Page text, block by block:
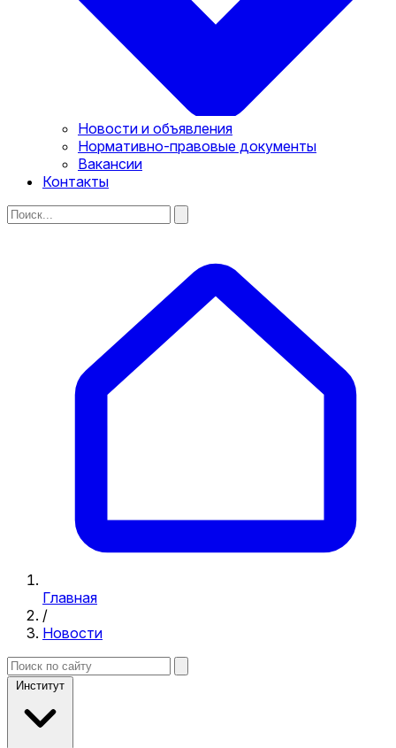
Новости и объявления
Нормативно-правовые документы
Вакансии
Контакты
Главная
/
Новости
Институт